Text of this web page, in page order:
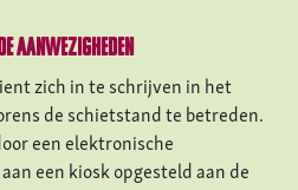
aanwezigheden
zich in te schrijven in het
de schietstand te betreden.
een elektronische
een kiosk opgesteld aan de